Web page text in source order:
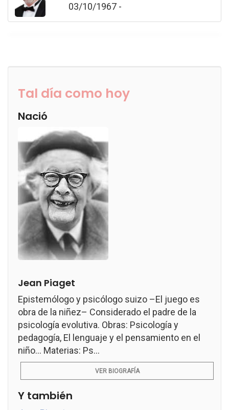
03/10/1967 -
Tal día como hoy
Nació
Jean Piaget
Epistemólogo y psicólogo suizo –El juego es
obra de la niñez– Considerado el padre de la
psicología evolutiva. Obras: Psicología y
pedagogía, El lenguaje y el pensamiento en el
niño... Materias: Ps...
VER BIOGRAFÍA
Y también